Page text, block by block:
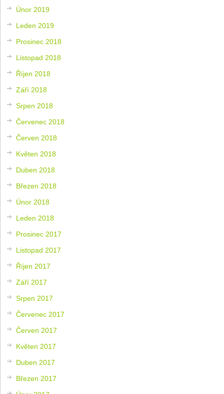
Únor 2019
Leden 2019
Prosinec 2018
Listopad 2018
Říjen 2018
Září 2018
Srpen 2018
Červenec 2018
Červen 2018
Květen 2018
Duben 2018
Březen 2018
Únor 2018
Leden 2018
Prosinec 2017
Listopad 2017
Říjen 2017
Září 2017
Srpen 2017
Červenec 2017
Červen 2017
Květen 2017
Duben 2017
Březen 2017